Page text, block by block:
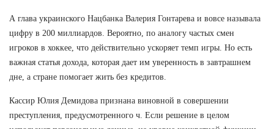
А глава украинского Нацбанка Валерия Гонтарева и вовсе называла
цифру в 200 миллиардов. Вероятно, по аналогу частых смен
игроков в хоккее, что действительно ускоряет темп игры. Но есть
важная статья дохода, которая дает им уверенность в завтрашнем
дне, а стране помогает жить без кредитов.
Кассир Юлия Демидова признана виновной в совершении
преступления, предусмотренного ч. Если решение в целом